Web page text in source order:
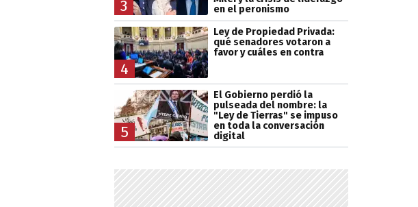
3
en el peronismo
4
Ley de Propiedad Privada:
qué senadores votaron a
favor y cuáles en contra
5
El Gobierno perdió la
pulseada del nombre: la
"Ley de Tierras" se impuso
en toda la conversación
digital